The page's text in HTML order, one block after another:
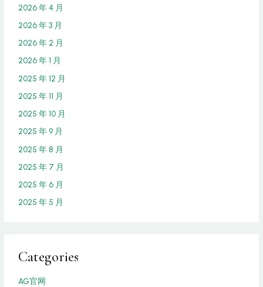
2026 年 4 月
2026 年 3 月
2026 年 2 月
2026 年 1 月
2025 年 12 月
2025 年 11 月
2025 年 10 月
2025 年 9 月
2025 年 8 月
2025 年 7 月
2025 年 6 月
2025 年 5 月
Categories
AG官网